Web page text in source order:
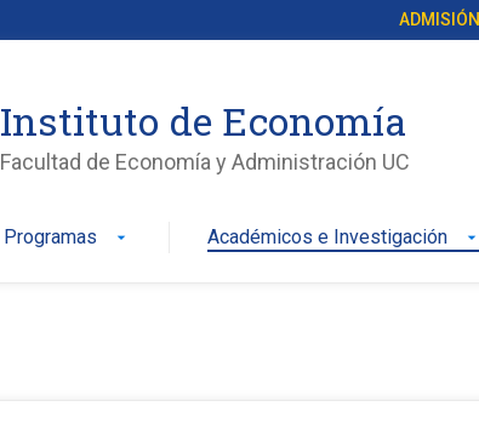
ADMISIÓN
Instituto de Economía
Facultad de Economía y Administración UC
Programas arrow_drop_down Académicos e Investigación arrow_drop_down